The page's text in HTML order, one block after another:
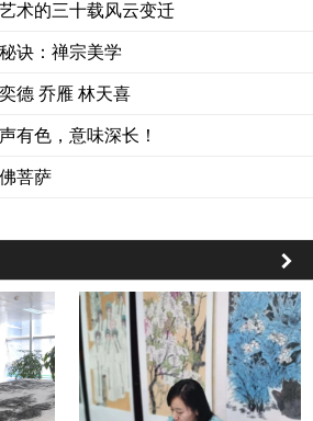
术的三十载风云变迁
诀：禅宗美学
德 乔雁 林天喜
有色，意味深长！
菩萨